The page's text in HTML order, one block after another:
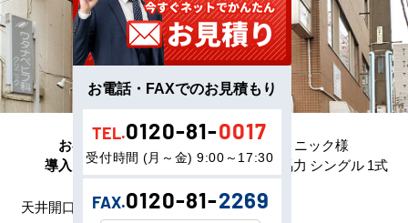
お客様名
ワタナベヒフ科クリニック様
導入した製品
日立 ビルトイン 2馬力 シングル 1式
天井開口が必要な現場でした。
お電話・FAXでのお見積もり
TEL.0120-81-0017
受付時間 (月～金) 9:00～17:30
FAX.0120-81-2269